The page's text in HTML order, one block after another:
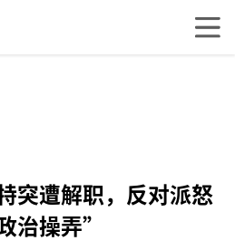
突遭解职，反对派怒
治操弄”